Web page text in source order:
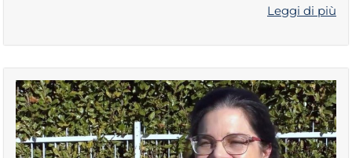
Leggi di più